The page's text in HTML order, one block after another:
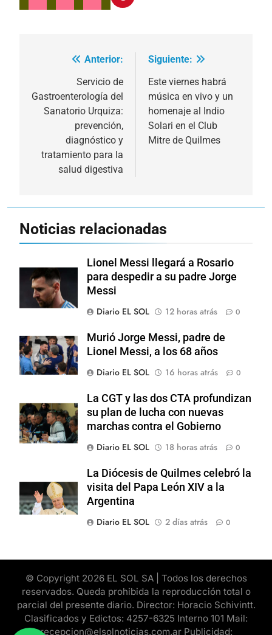
Navegación
entradas
Anterior:
Servicio de
Gastroenterología del
Sanatorio Urquiza:
prevención,
diagnóstico y
tratamiento para la
salud digestiva
Siguiente:
Este viernes habrá
música en vivo y un
homenaje al Indio
Solari en el Club
Mitre de Quilmes
Noticias relacionadas
Lionel Messi llegará a Rosario
para despedir a su padre Jorge
Messi
Diario EL SOL
12 horas atrás 0
Murió Jorge Messi, padre de
Lionel Messi, a los 68 años
Diario EL SOL
16 horas atrás 0
La CGT y las dos CTA profundizan
su plan de lucha con nuevas
marchas contra el Gobierno
Diario EL SOL
18 horas atrás 0
La Diócesis de Quilmes celebró la
visita del Papa León XIV a la
Argentina
Diario EL SOL
2 días atrás 0
© Copyright 2026 EL SOL SA | Todos los derechos
reservados. Queda prohibida la reproducción total o
parcial del presente diario. Director: Horacio Schivintt.
Clasificados y Edictos: 4257-6325 Interno 101 Mail:
recepcion@elsolnoticias.com.ar Publicidad: